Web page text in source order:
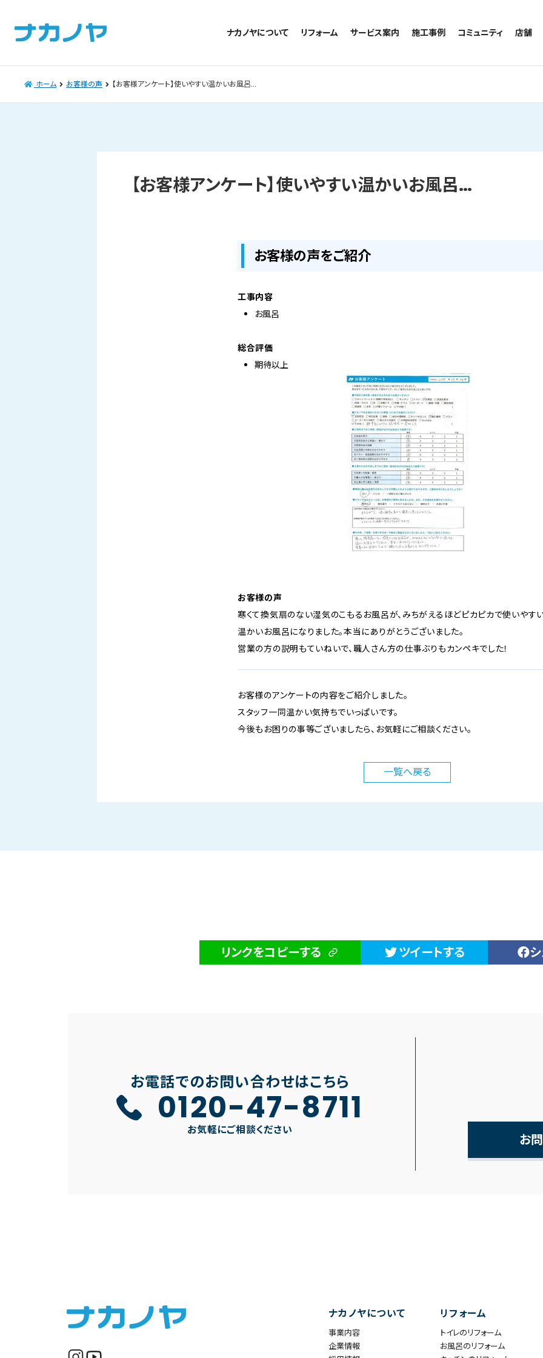
ナカノヤについて リフォーム
お風呂のリフォーム
洗面台のリフォーム
外壁のリフォーム
サービス案内
相談室・よくある質問
施工事例
トイレの施工事例
キッチンの施工事例
コミュニティ
アルブル通信
ブログ
店舗
墨
日
ホーム お客様の声 【お客様アンケート】使いやすい温かいお風呂…
【お客様アンケート】使いやすい温かいお風呂…
お客様の声をご紹介
工事内容
お風呂
総合評価
期待以上
お客様の声
寒くて換気扇のない湿気のこもるお風呂が、みちがえるほどピカピカで使いやす
温かいお風呂になりました。本当にありがとうございました。
営業の方の説明もていねいで、職人さん方の仕事ぶりもカンペキでした！
お客様のアンケートの内容をご紹介しました。
スタッフ一同温かい気持ちでいっぱいです。
今後もお困りの事等ございましたら、お気軽にご相談ください。
一覧へ戻る
リンクをコピーする ツイートする
お電話でのお問い合わせはこちら
0120-47-8711
お気軽にご相談ください
お
ナカノヤについて
事業内容
企業情報
リフォーム
トイレのリフォーム
お風呂のリフォーム